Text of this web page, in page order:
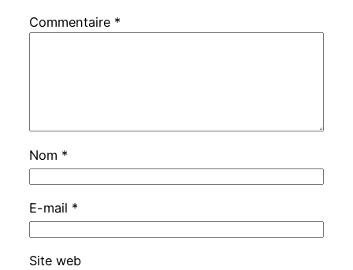
Commentaire *
Nom *
E-mail *
Site web